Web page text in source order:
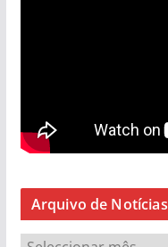
Arquivo de Notícias